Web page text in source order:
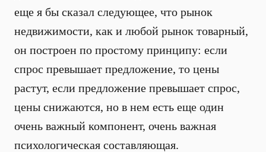
еще я бы сказал следующее, что рынок
недвижимости, как и любой рынок товарный,
он построен по простому принципу: если
спрос превышает предложение, то цены
растут, если предложение превышает спрос,
цены снижаются, но в нем есть еще один
очень важный компонент, очень важная
психологическая составляющая.